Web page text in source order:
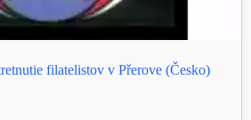
filatelistov v Přerove (Česko)